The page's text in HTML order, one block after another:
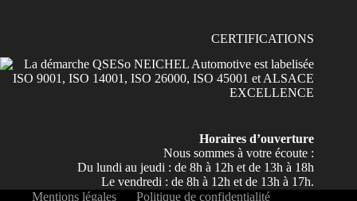
CERTIFICATIONS
Horaires d’ouverture
Nous sommes à votre écoute :
Du lundi au jeudi : de 8h à 12h et de 13h à 18h
Le vendredi : de 8h à 12h et de 13h à 17h.
Mentions légales
Politique de confidentialité